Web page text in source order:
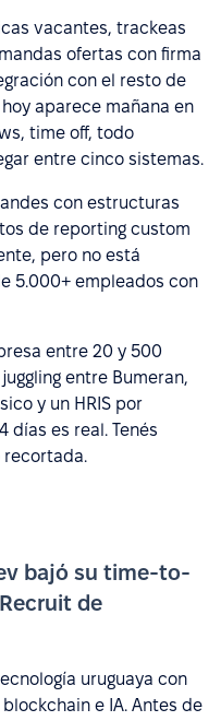
vacantes, trackeas
ofertas con firma
con el resto de
aparece mañana en
time off, todo
entre cinco sistemas.
con estructuras
de reporting custom
pero no está
5.000+ empleados con
entre 20 y 500
entre Bumeran,
y un HRIS por
días es real. Tenés
recortada.
bajó su time-to-
de
uruguaya con
e IA. Antes de